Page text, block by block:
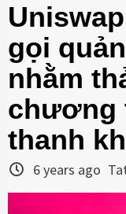
gọi
nhằm
chương
thanh
6 years ago